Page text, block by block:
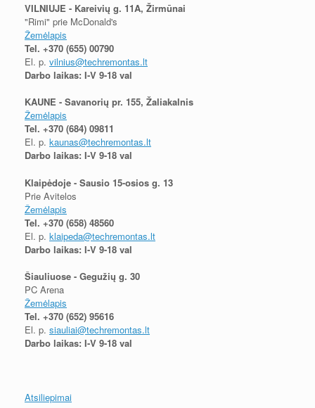
VILNIUJE - Kareivių g. 11A, Žirmūnai
"Rimi" prie McDonald's
Žemėlapis
Tel. +370 (655) 00790
El. p. vilnius@techremontas.lt
Darbo laikas: I-V 9-18 val
KAUNE - Savanorių pr. 155, Žaliakalnis
Žemėlapis
Tel. +370 (684) 09811
El. p. kaunas@techremontas.lt
Darbo laikas: I-V 9-18 val
Klaipėdoje - Sausio 15-osios g. 13
Prie Avitelos
Žemėlapis
Tel. +370 (658) 48560
El. p. klaipeda@techremontas.lt
Darbo laikas: I-V 9-18 val
Šiauliuose - Gegužių g. 30
PC Arena
Žemėlapis
Tel. +370 (652) 95616
El. p. siauliai@techremontas.lt
Darbo laikas: I-V 9-18 val
Atsiliepimai